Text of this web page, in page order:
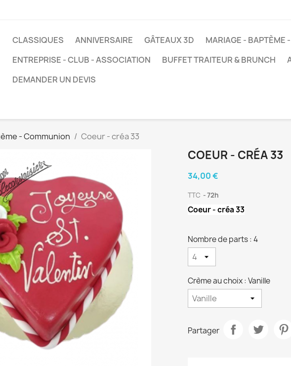
CLASSIQUES ANNIVERSAIRE GÂTEAUX 3D
MARIAGE - BAPTÈME
ENTREPRISE - CLUB - ASSOCIATION
BUFFET TRAITEUR & BRUNCH
DEMANDER UN DEVIS
- Communion Coeur - créa 33
COEUR - CRÉA 33
34,00 €
TTC 72h
Coeur - créa 33
Nombre de parts : 4
Crème au choix : Vanille
Partager